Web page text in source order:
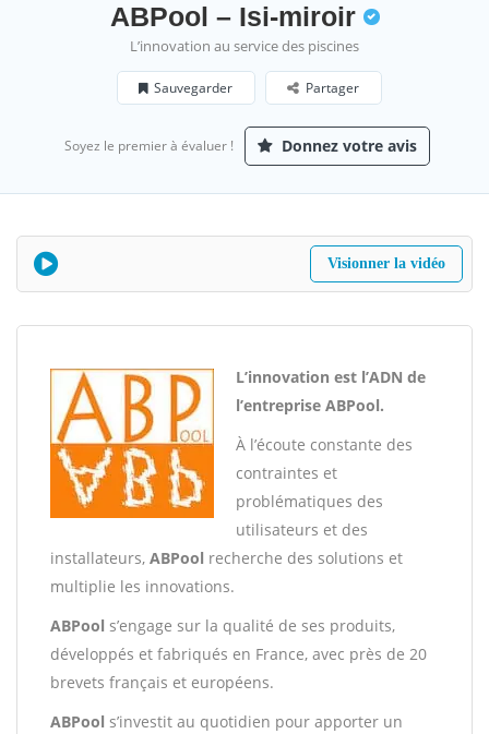
ABPool – Isi-miroir
L’innovation au service des piscines
Sauvegarder Partager
Soyez le premier à évaluer ! Donnez votre avis
Visionner la vidéo
L’innovation est l’ADN de
l’entreprise ABPool.
À l’écoute constante des
contraintes et
problématiques des
utilisateurs et des
installateurs, ABPool recherche des solutions et
multiplie les innovations.
ABPool s’engage sur la qualité de ses produits,
développés et fabriqués en France, avec près de 20
brevets français et européens.
ABPool s’investit au quotidien pour apporter un